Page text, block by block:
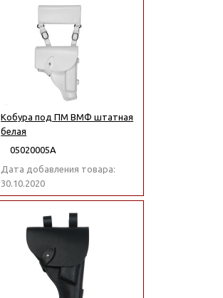
Кобура под ПМ ВМФ штатная
белая
05020005А
Дата добавления товара:
30.10.2020